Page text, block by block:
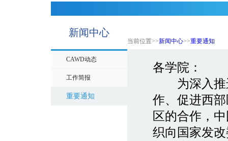
新闻中心
当前位置>>新闻中心>>重要通知
CAWD动态
工作简报
重要通知
各学院：
为深入推进
作、促进西
区的合作，
织向国家发